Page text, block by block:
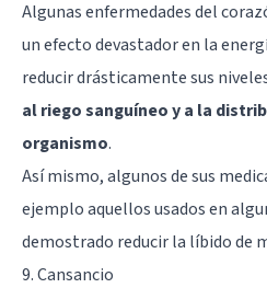
Algunas enfermedades del
un efecto devastador en la
reducir drásticamente sus
al riego sanguíneo y a la
organismo.
Así mismo, algunos de sus
ejemplo aquellos usados en
demostrado reducir la líbido de
9. Cansancio